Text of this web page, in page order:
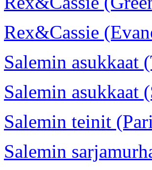
Rex&Cassie
Salemin asukkaat
Salemin asukkaat
Salemin teinit
Salemin